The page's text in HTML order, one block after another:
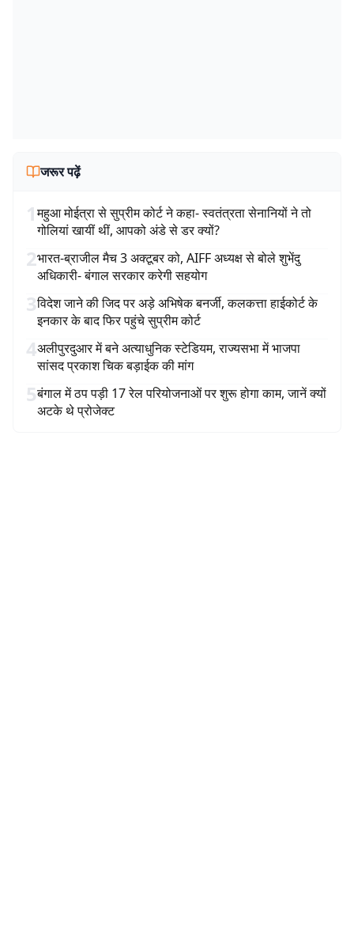
जरूर पढ़ें
1महुआ मोईत्रा से सुप्रीम कोर्ट ने कहा- स्वतंत्रता सेनानियों ने तो
गोलियां खायीं थीं, आपको अंडे से डर क्यों?
2भारत-ब्राजील मैच 3 अक्टूबर को, AIFF अध्यक्ष से बोले शुभेंदु
अधिकारी- बंगाल सरकार करेगी सहयोग
3विदेश जाने की जिद पर अड़े अभिषेक बनर्जी, कलकत्ता हाईकोर्ट के
इनकार के बाद फिर पहुंचे सुप्रीम कोर्ट
4अलीपुरदुआर में बने अत्याधुनिक स्टेडियम, राज्यसभा में भाजपा
सांसद प्रकाश चिक बड़ाईक की मांग
5बंगाल में ठप पड़ी 17 रेल परियोजनाओं पर शुरू होगा काम, जानें क्यों
अटके थे प्रोजेक्ट